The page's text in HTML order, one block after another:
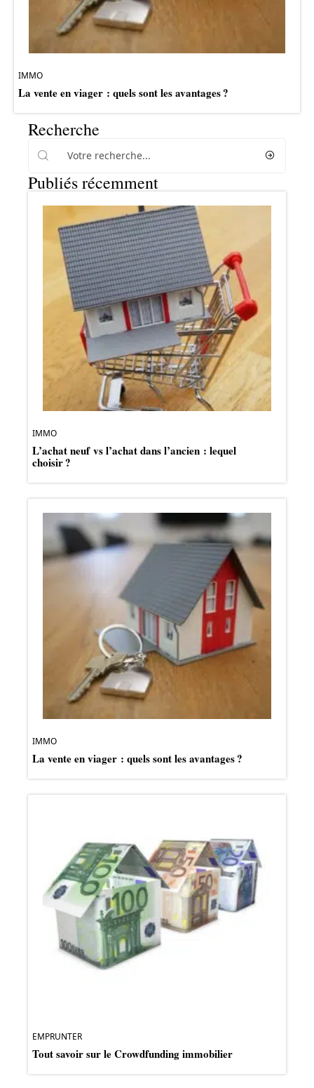
IMMO
La vente en viager : quels sont les avantages ?
Recherche
Publiés récemment
IMMO
L’achat neuf vs l’achat dans l’ancien : lequel
choisir ?
IMMO
La vente en viager : quels sont les avantages ?
EMPRUNTER
Tout savoir sur le Crowdfunding immobilier